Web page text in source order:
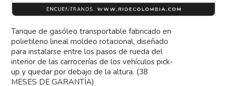
Tanque de gasóleo transportable fabricado en
polietileno lineal moldeo rotacional, diseñado
para instalarse entre los pasos de rueda del
interior de las carrocerías de los vehículos pick-
up y quedar por debajo de la altura. (38
MESES DE GARANTÍA)